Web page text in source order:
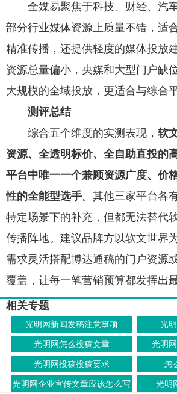
全媒易聚焦于科技、财经、汽
部分行业媒体资源上质量不错，适
精准传播，还提供轻度的媒体投放
资源总量偏小，央媒和大型门户缺
大规模的全域投放，更适合与综合
测评总结
综合五个维度的实测表现， 软
资源、全透明标价、全自助直投的
平台中唯一一个兼顾资源广度、价
性的全能型选手。其他三家平台各
特定场景下的补充，但都无法替代
传播阵地。建议品牌方以软文世界
需求灵活搭配博达通稿的门户资源
覆盖，让每一笔营销预算都发挥出
相关专题
光明网新闻发稿注意事项 光
光明网怎么投稿文章 光明
光明网投稿投稿要求 怎
光明网企业宣传文章应该怎么写 光明